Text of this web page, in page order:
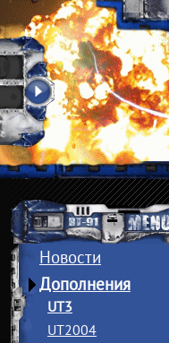
Новости
Дополнения
UT3
UT2004